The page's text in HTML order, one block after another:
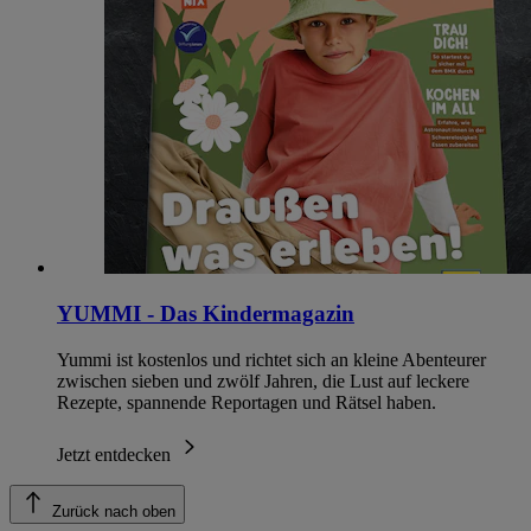
YUMMI - Das Kindermagazin
Yummi ist kostenlos und richtet sich an kleine Abenteurer
zwischen sieben und zwölf Jahren, die Lust auf leckere
Rezepte, spannende Reportagen und Rätsel haben.
Jetzt entdecken
Zurück nach oben